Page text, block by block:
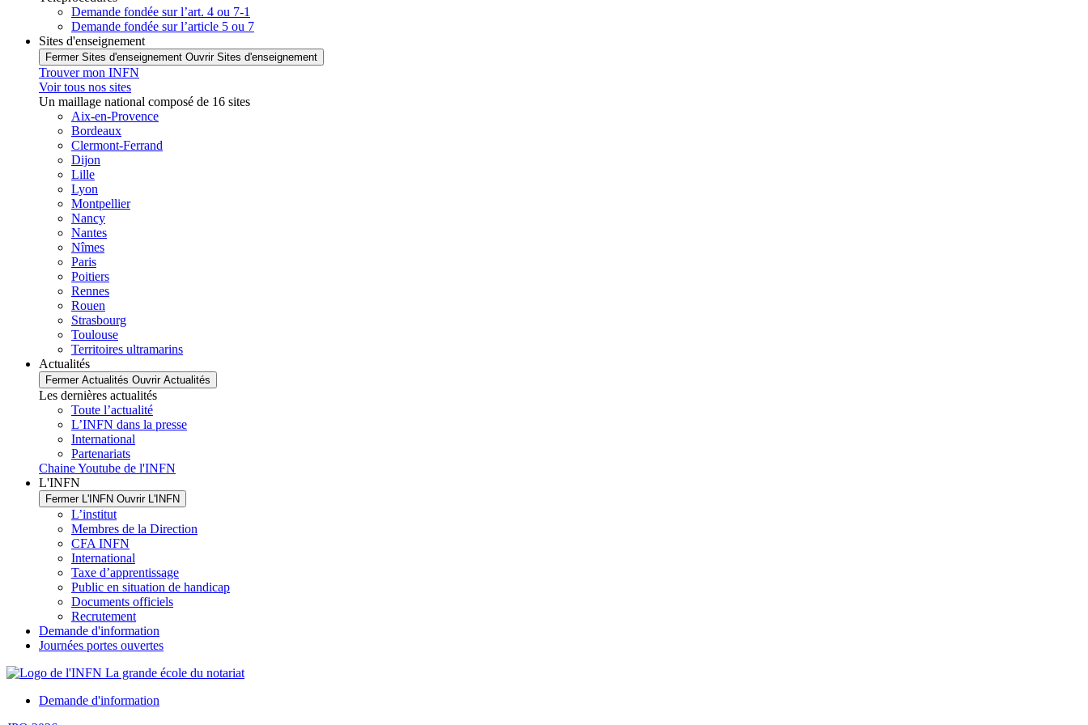
Demande fondée sur l’art. 4 ou 7-1
Demande fondée sur l’article 5 ou 7
Sites d'enseignement
Fermer Sites d'enseignement Ouvrir Sites d'enseignement
Trouver mon INFN
Voir tous nos sites
Un maillage national composé de 16 sites
Aix-en-Provence
Bordeaux
Clermont-Ferrand
Dijon
Lille
Lyon
Montpellier
Nancy
Nantes
Nîmes
Paris
Poitiers
Rennes
Rouen
Strasbourg
Toulouse
Territoires ultramarins
Actualités
Fermer Actualités Ouvrir Actualités
Les dernières actualités
Toute l’actualité
L’INFN dans la presse
International
Partenariats
Chaine Youtube de l'INFN
L'INFN
Fermer L'INFN Ouvrir L'INFN
L’institut
Membres de la Direction
CFA INFN
International
Taxe d’apprentissage
Public en situation de handicap
Documents officiels
Recrutement
Demande d'information
Journées portes ouvertes
Demande d'information